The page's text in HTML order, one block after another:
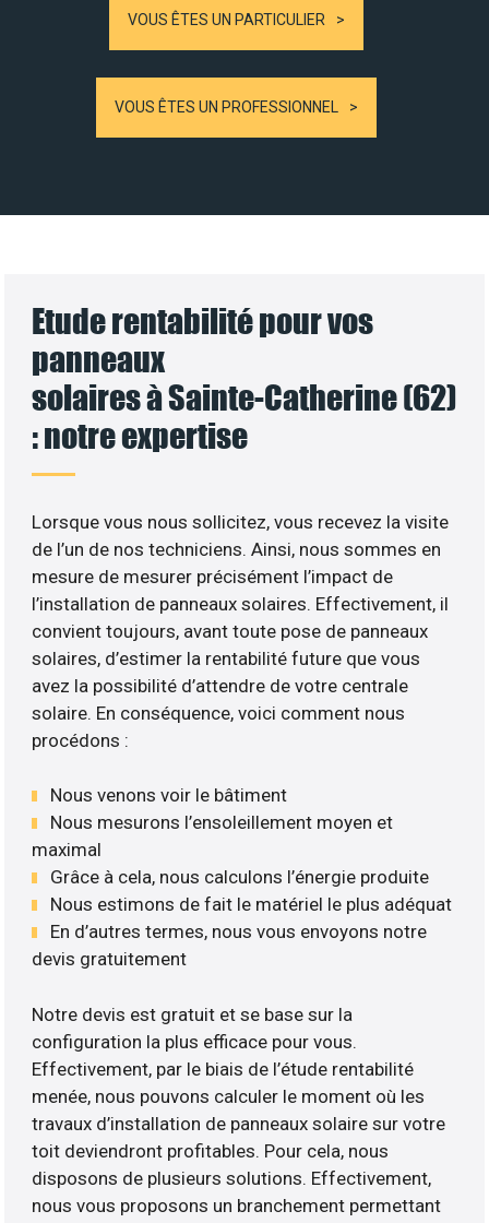
VOUS ÊTES UN PARTICULIER
VOUS ÊTES UN PROFESSIONNEL
Etude rentabilité pour vos
panneaux
solaires à Sainte-Catherine (62)
: notre expertise
Lorsque vous nous sollicitez, vous recevez la visite
de l’un de nos techniciens. Ainsi, nous sommes en
mesure de mesurer précisément l’impact de
l’installation de panneaux solaires. Effectivement, il
convient toujours, avant toute pose de panneaux
solaires, d’estimer la rentabilité future que vous
avez la possibilité d’attendre de votre centrale
solaire. En conséquence, voici comment nous
procédons :
Nous venons voir le bâtiment
Nous mesurons l’ensoleillement moyen et
maximal
Grâce à cela, nous calculons l’énergie produite
Nous estimons de fait le matériel le plus adéquat
En d’autres termes, nous vous envoyons notre
devis gratuitement
Notre devis est gratuit et se base sur la
configuration la plus efficace pour vous.
Effectivement, par le biais de l’étude rentabilité
menée, nous pouvons calculer le moment où les
travaux d’installation de panneaux solaire sur votre
toit deviendront profitables. Pour cela, nous
disposons de plusieurs solutions. Effectivement,
nous vous proposons un branchement permettant